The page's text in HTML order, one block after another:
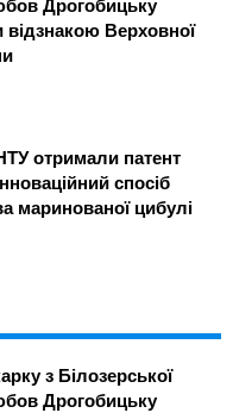
Дрогобицьку
відзнакою Верховної
отримали патент
спосіб
маринованої цибулі
з Білозерської
Дрогобицьку